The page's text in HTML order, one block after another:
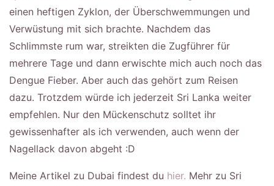
einen heftigen Zyklon, der Überschwemmungen und
Verwüstung mit sich brachte. Nachdem das
Schlimmste rum war, streikten die Zugführer für
mehrere Tage und dann erwischte mich auch noch das
Dengue Fieber. Aber auch das gehört zum Reisen
dazu. Trotzdem würde ich jederzeit Sri Lanka weiter
empfehlen. Nur den Mückenschutz solltet ihr
gewissenhafter als ich verwenden, auch wenn der
Nagellack davon abgeht :D
Meine Artikel zu Dubai findest du hier. Mehr zu Sri